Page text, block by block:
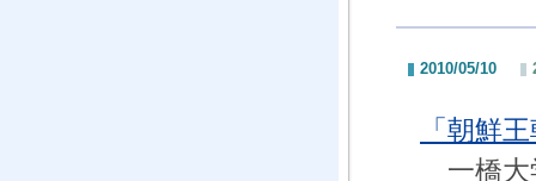
2010/05/10
「朝鮮
一橋大